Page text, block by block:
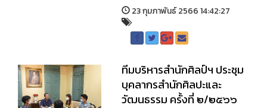
23 กุมภาพันธ์ 2566 14:42:27
ทีมบริหารสำนักศิลป์ฯ ประชุม
บุคลากรสำนักศิลปะและ
วัฒนธรรม ครั้งที่ ๒/๒๕๖๖